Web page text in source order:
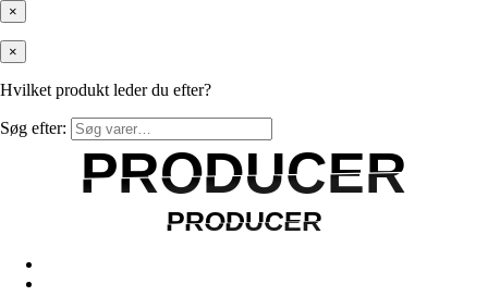
×
×
Hvilket produkt leder du efter?
Søg efter:
PRODUCER
PRODUCER
PRODUCER
PRODUCER